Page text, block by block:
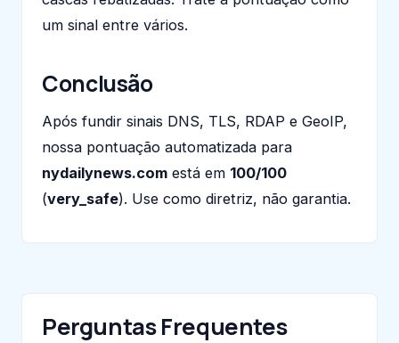
um sinal entre vários.
Conclusão
Após fundir sinais DNS, TLS, RDAP e GeoIP,
nossa pontuação automatizada para
nydailynews.com está em 100/100
(very_safe). Use como diretriz, não garantia.
Perguntas Frequentes